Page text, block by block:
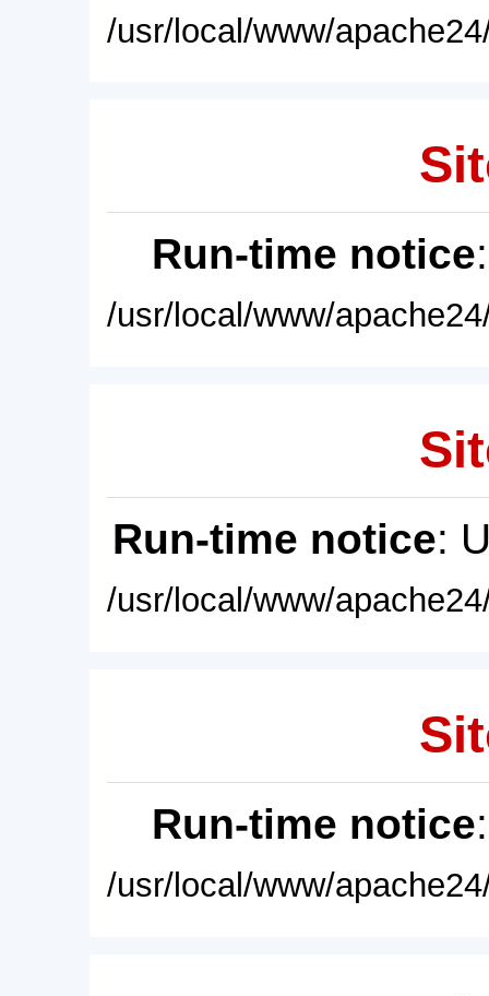
/usr/local/www/
Run-time notice
/usr/local/www/
Run-time notice:
/usr/local/www/
Run-time notice
/usr/local/www/